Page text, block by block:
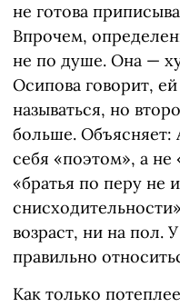
не готова
Впрочем,
не по душе. Она —
Осипова говорит,
называться, но
больше. Объясняет:
себя «поэтом», а
«братья по перу не
возраст, ни на пол.
правильно
Как только